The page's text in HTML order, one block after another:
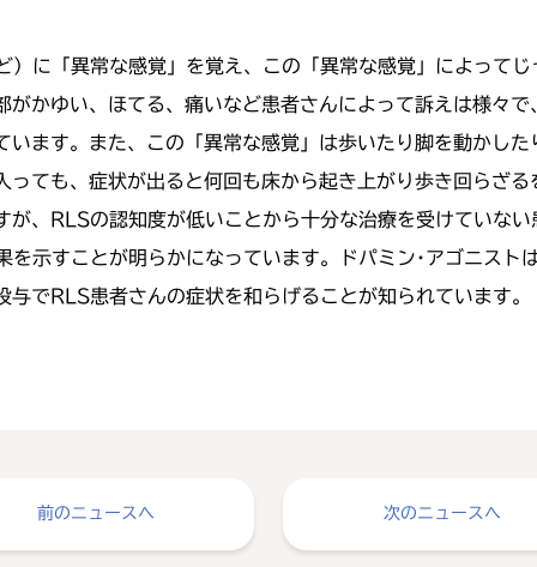
に「異常な感覚」を覚え、この「異常な感覚」によって
かゆい、ほてる、痛いなど患者さんによって訴えは様々
ます。また、この「異常な感覚」は歩いたり脚を動かし
ても、症状が出ると何回も床から起き上がり歩き回らざ
、RLSの認知度が低いことから十分な治療を受けていな
示すことが明らかになっています。ドパミン･アゴニスト
でRLS患者さんの症状を和らげることが知られています。
前のニュースへ 次のニュースへ